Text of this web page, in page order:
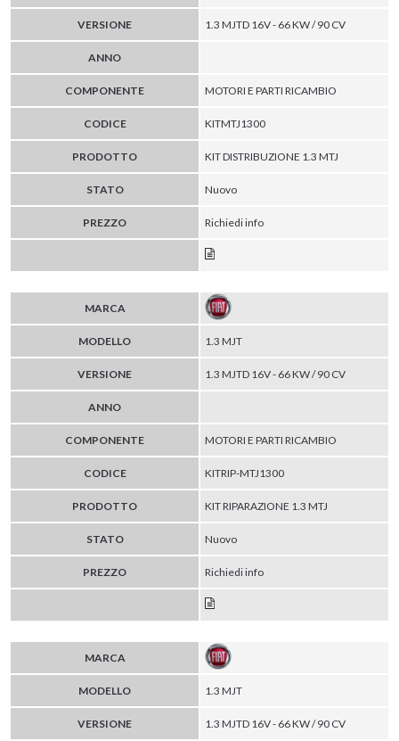
VERSIONE 1.3 MJTD 16V - 66 KW / 90 CV
ANNO
COMPONENTE MOTORI E PARTI RICAMBIO
CODICE KITMTJ1300
PRODOTTO KIT DISTRIBUZIONE 1.3 MTJ
STATO Nuovo
PREZZO Richiedi info
MARCA
MODELLO 1.3 MJT
VERSIONE 1.3 MJTD 16V - 66 KW / 90 CV
ANNO
COMPONENTE MOTORI E PARTI RICAMBIO
CODICE KITRIP-MTJ1300
PRODOTTO KIT RIPARAZIONE 1.3 MTJ
STATO Nuovo
PREZZO Richiedi info
MARCA
MODELLO 1.3 MJT
VERSIONE 1.3 MJTD 16V - 66 KW / 90 CV